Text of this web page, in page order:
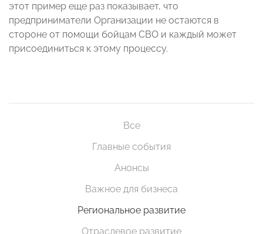
этот пример еще раз показывает, что
предприниматели Организации не остаются в
стороне от помощи бойцам СВО и каждый может
присоединиться к этому процессу.
Все
Главные события
Анонсы
Важное для бизнеса
Региональное развитие
Отраслевое развитие